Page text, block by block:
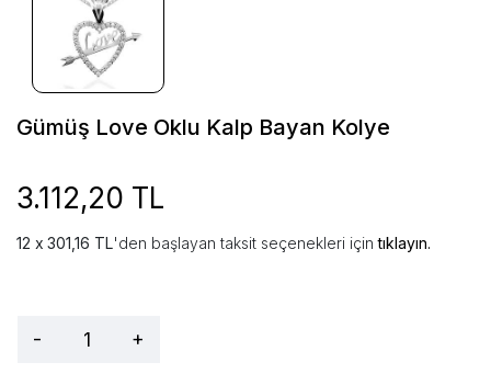
Gümüş Love Oklu Kalp Bayan Kolye
3.112,20 TL
301,16 TL'den başlayan taksit seçenekleri içintıklayın.
- +